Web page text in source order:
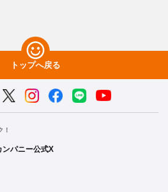
トップへ戻る
！
ンパニー公式X